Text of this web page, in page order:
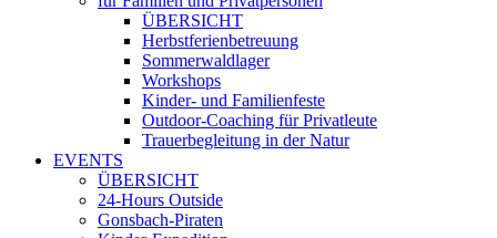
ÜBERSICHT
Herbstferienbetreuung
Sommerwaldlager
Workshops
Kinder- und Familienfeste
Outdoor-Coaching für Privatleute
Trauerbegleitung in der Natur
EVENTS
ÜBERSICHT
24-Hours Outside
Gonsbach-Piraten